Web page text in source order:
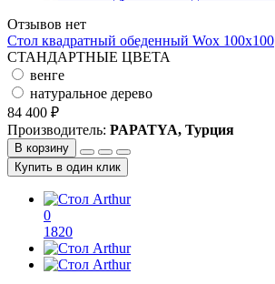
Отзывов нет
Стол квадратный обеденный Wox 100x100
СТАНДАРТНЫЕ ЦВЕТА
венге
натуральное дерево
84 400 ₽
Производитель: PAPATYA, Турция
В корзину
Купить в один клик
0
1820